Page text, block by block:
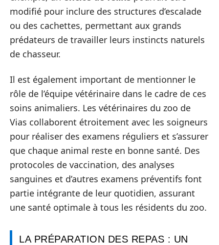
modifié pour inclure des structures d’escalade
ou des cachettes, permettant aux grands
prédateurs de travailler leurs instincts naturels
de chasseur.
Il est également important de mentionner le
rôle de l’équipe vétérinaire dans le cadre de ces
soins animaliers. Les vétérinaires du zoo de
Vias collaborent étroitement avec les soigneurs
pour réaliser des examens réguliers et s’assurer
que chaque animal reste en bonne santé. Des
protocoles de vaccination, des analyses
sanguines et d’autres examens préventifs font
partie intégrante de leur quotidien, assurant
une santé optimale à tous les résidents du zoo.
LA PRÉPARATION DES REPAS : UN